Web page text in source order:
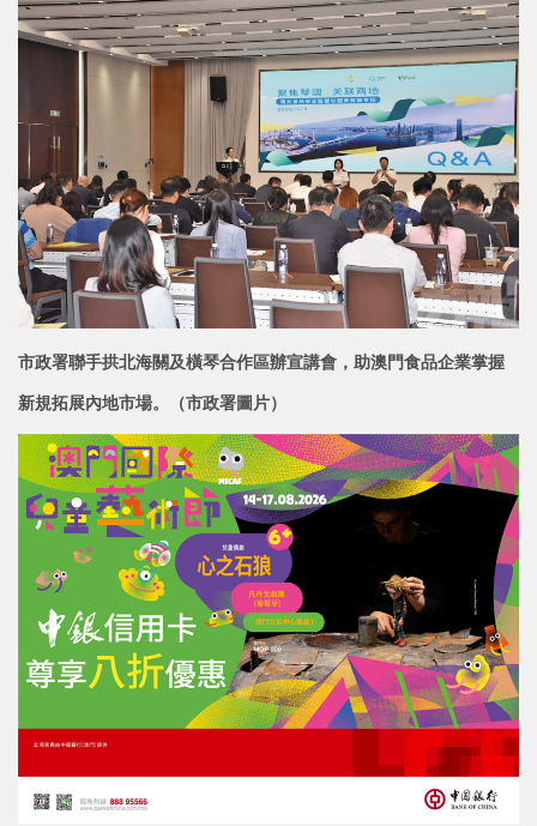
市政署聯手拱北海關及橫琴合作區辦宣講會，助澳門食品企業掌握
新規拓展內地市場。（市政署圖片）